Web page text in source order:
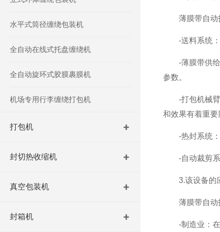
水平式筒径缠绕包装机
全自动在线式托盘缠绕机
全自动旋环式胶膜裹膜机
机场专用行李缠绕打包机
打包机
封切热收缩机
真空包装机
封箱机
薄膜带自动打
-送料系统：
-薄膜带供给
参数。
-打包机械臂
和效果有着重要
-热封系统：
-自动裁剪系
3.该设备的
薄膜带自动打
-制造业：在